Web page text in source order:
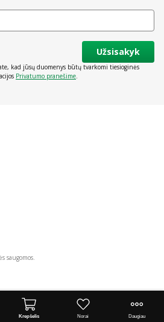
Užsisakyk
kad jūsų duomenys būtų tvarkomi tiesioginės
Privatumo pranešime.
saugomos.
Krepšelis Norai Daugiau